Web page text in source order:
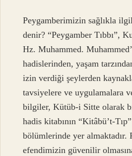
Peygamberimizin sağlıkla
denir? “Peygamber Tıbbı”,
Hz. Muhammed.
hadislerinden, yaşam
izin verdiği şeylerden
tavsiyelere ve uygulamalara
bilgiler, Kütüb-i Sitte olarak
hadis kitabının “Kitâbü’t-
bölümlerinde yer almaktadır.
efendimizin güvenilir